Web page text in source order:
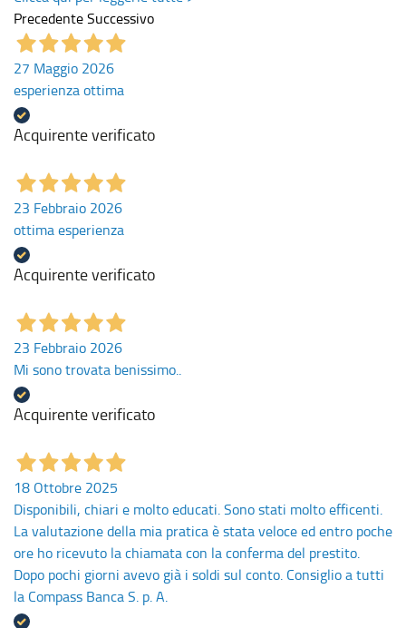
PrecedenteSuccessivo
27 Maggio 2026
esperienza ottima
Acquirente verificato
23 Febbraio 2026
ottima esperienza
Acquirente verificato
23 Febbraio 2026
Mi sono trovata benissimo..
Acquirente verificato
18 Ottobre 2025
Disponibili, chiari e molto educati. Sono stati molto efficenti.
La valutazione della mia pratica è stata veloce ed entro poche
ore ho ricevuto la chiamata con la conferma del prestito.
Dopo pochi giorni avevo già i soldi sul conto. Consiglio a tutti
la Compass Banca S. p. A.